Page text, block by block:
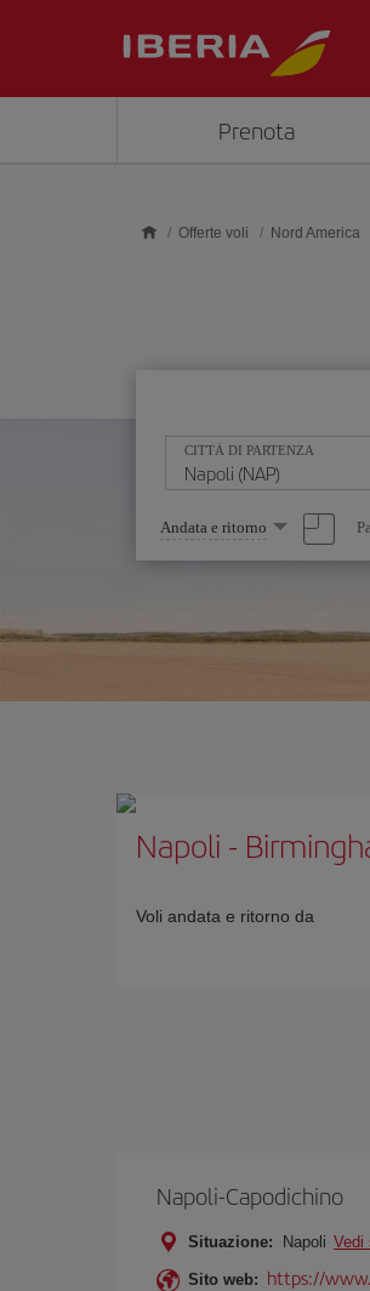
Prenota
Offerte voli Nord America
CITTÀ DI PARTENZA
Seleziona
un'opzione
Andata e ritorno
Napoli -
Voli andata e ritorno da
Napoli-Capodichino
Situazione: Napoli Vedi
Sito web: https://